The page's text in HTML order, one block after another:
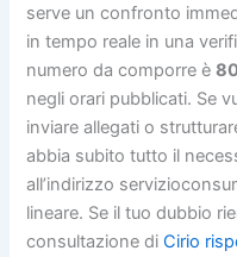
serve un confronto
in tempo reale in una
numero da comporre è
negli orari pubblicati. Se
inviare allegati o
abbia subito tutto il
all’indirizzo
lineare. Se il tuo dubbio
consultazione diCirio